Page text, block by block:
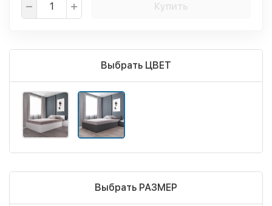
Купить
Выбрать ЦВЕТ
Выбрать РАЗМЕР